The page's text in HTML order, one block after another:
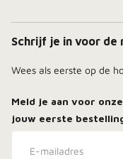
Schrijf je in voor de
Wees als eerste op de
Meld je aan voor
jouw eerste